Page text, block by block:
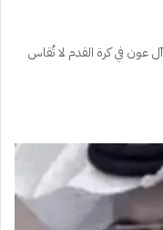
عون في كرة القدم لا تُقاس